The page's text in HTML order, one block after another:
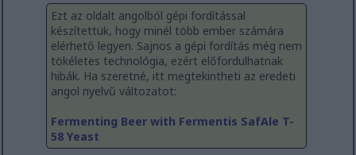
Ezt az oldalt angolból gépi fordítással
készítettük, hogy minél több ember számára
elérhető legyen. Sajnos a gépi fordítás még nem
tökéletes technológia, ezért előfordulhatnak
hibák. Ha szeretné, itt megtekintheti az eredeti
angol nyelvű változatot:
Fermenting Beer with Fermentis SafAle T-
58 Yeast